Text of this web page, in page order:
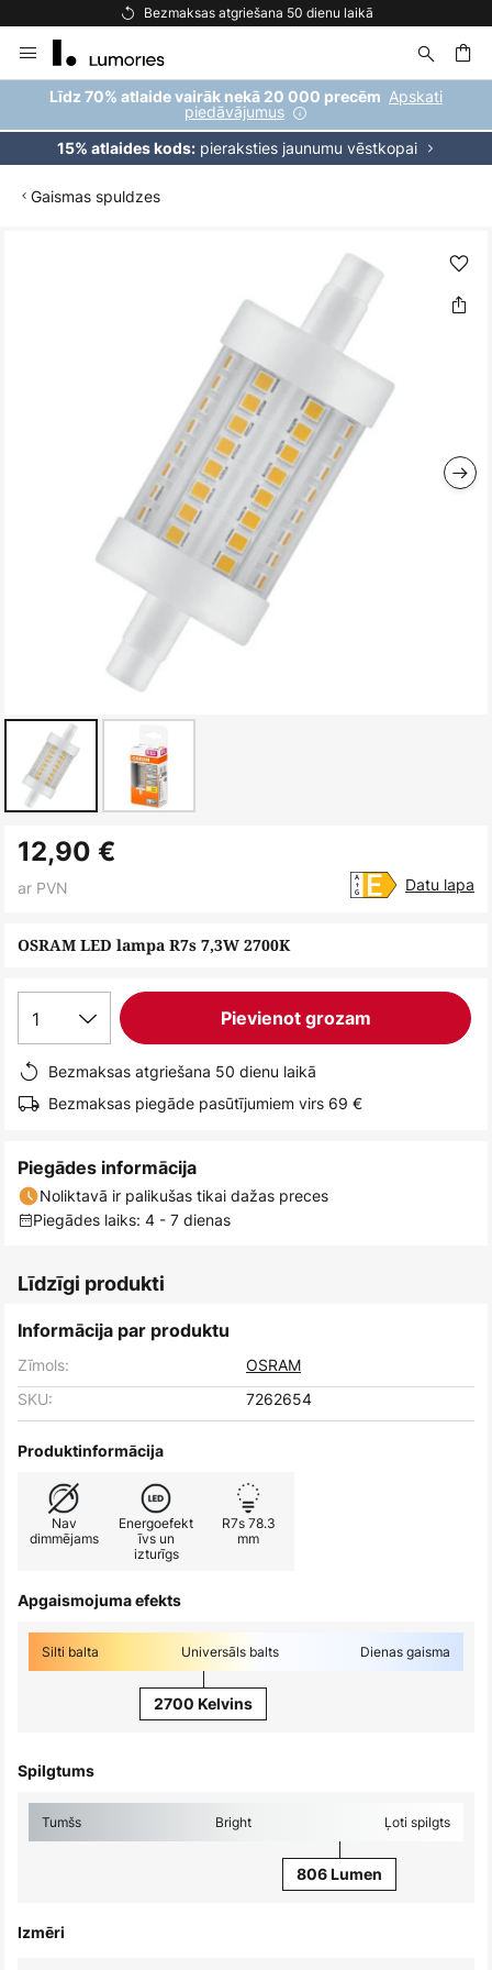
Bezmaksas atgriešana 50 dienu laikā
to
Content
Līdz 70% atlaide vairāk nekā 20 000 precēm Apskati
piedāvājumus
15% atlaides kods:pieraksties jaunumu vēstkopai
Gaismas spuldzes
uz
galerijas
OSRAM LED lampa R7s 7,3W 2700K
12,90 €
ar PVN Datu lapa
1 Pievienot grozam
Bezmaksas atgriešana 50 dienu laikā
Bezmaksas piegāde pasūtījumiem virs 69 €
Piegādes informācija
Noliktavā ir palikušas tikai dažas preces
Piegādes laiks: 4 - 7 dienas
Līdzīgi produkti
Informācija par produktu
Zīmols:
OSRAM
SKU:
7262654
Produktinformācija
Nav
dimmējams
Energoefekt
īvs un
izturīgs
R7s 78.3
mm
Apgaismojuma efekts
Silti balta Universāls balts Dienas gaisma
2700 Kelvins
Spilgtums
Tumšs Bright Ļoti spilgts
806 Lumen
Izmēri